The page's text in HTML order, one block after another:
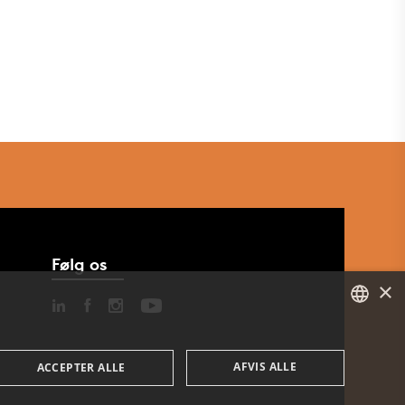
Følg os
ENGLISH
×
ACCEPTER ALLE AFVIS ALLE